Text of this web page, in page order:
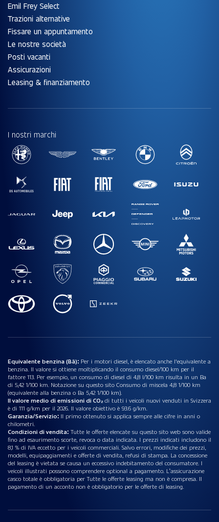
Emil Frey Select
Trazioni alternative
Fissare un appuntamento
Le nostre società
Posti vacanti
Assicurazioni
Leasing & finanziamento
I nostri marchi
Equivalente benzina (Bä): Per i motori diesel, è elencato anche l'equivalente a
benzina. Il valore si ottiene moltiplicando il consumo diesel/100 km per il
fattore 113. Per esempio, un consumo di diesel di 4,8 l/100 km risulta in un Ba
di 5,42 1/100 km. Notazione su questo sito Consumo di miscela 4,8 1/100 km
(equivalente alla benzina o Ba 5,42 1/100 km).
Il valore medio di emissioni di CO₂di tutti i veicoli nuovi venduti in Svizzera
è di 111 g/km per il 2026. Il valore obiettivo è 93.6 g/km.
Garanzia/Servizio: Il primo ottenuto si applica sempre alle cifre in anni o
chilometri.
Condizioni di vendita: Tutte le offerte elencate su questo sito web sono valide
fino ad esaurimento scorte, revoca o data indicata. I prezzi indicati includono il
8,1 % di IVA eccetto per i veicoli commerciali. Salvo errori, modifiche dei prezzi,
modelli, equipaggiamenti e offerte di vendita, refusi di stampa. La concessione
del leasing è vietata se causa un eccessivo indebitamento del consumatore. I
veicoli illustrati possono comprendere optional a pagamento. L’assicurazione
casco totale è obbligatoria per Tutte le offerte leasing ma non è compresa. Il
pagamento di un acconto non è obbligatorio per le offerte di leasing.